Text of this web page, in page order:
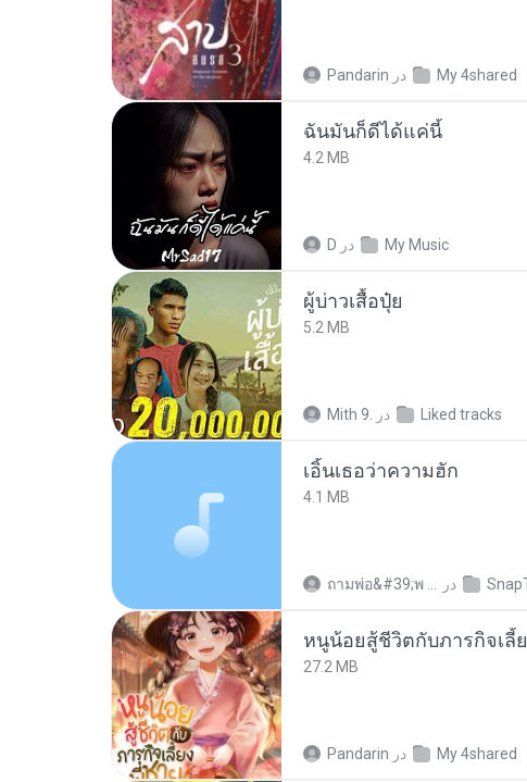
Pandarin در My 4shared
ฉันมันก็ดีได้แค่นี้
4.2 MB
D در My Music
ผู้บ่าวเสื้อปุ๋ย
5.2 MB
Mith 9. در Liked tracks
เอิ้นเธอว่าความฮัก
4.1 MB
در
27.2 MB
Pandarin در My 4shared